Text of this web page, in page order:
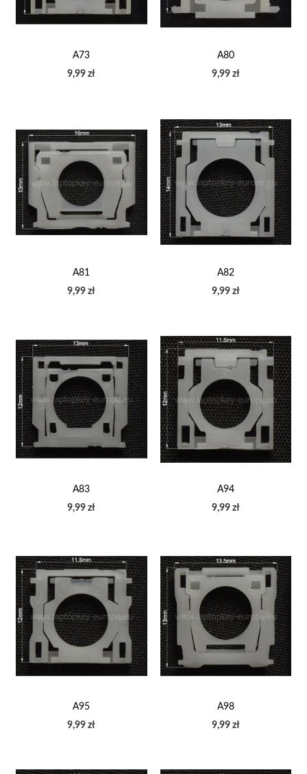
A73
9,99 zł
A80
9,99 zł
A81
9,99 zł
A82
9,99 zł
A83
9,99 zł
A94
9,99 zł
A95
9,99 zł
A98
9,99 zł